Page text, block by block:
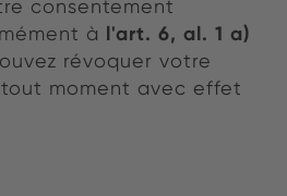
consentement
à l'art. 6, al. 1 a)
révoquer votre
moment avec effet